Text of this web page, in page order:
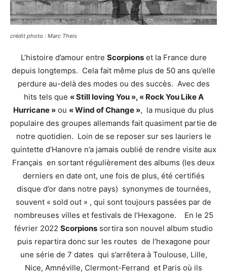
crédit photo : Marc Theis
L’histoire d’amour entre Scorpionset la France dure
depuis longtemps. Cela fait même plus de 50 ans qu’elle
perdure au-delà des modes ou des succès. Avec des
hits tels que « Still loving You », « Rock You Like A
Hurricane » ou « Wind of Change », la musique du plus
populaire des groupes allemands fait quasiment partie de
notre quotidien. Loin de se reposer sur ses lauriers le
quintette d’Hanovre n’a jamais oublié de rendre visite aux
Français en sortant régulièrement des albums (les deux
derniers en date ont, une fois de plus, été certifiés
disque d’or dans notre pays) synonymes de tournées,
souvent « sold out » , qui sont toujours passées par de
nombreuses villes et festivals de l’Hexagone. En le 25
février 2022 Scorpions sortira son nouvel album studio
puis repartira donc sur les routes de l’hexagone pour
une série de 7 dates qui s’arrêtera à Toulouse, Lille,
Nice, Amnéville, Clermont-Ferrand et Paris où ils